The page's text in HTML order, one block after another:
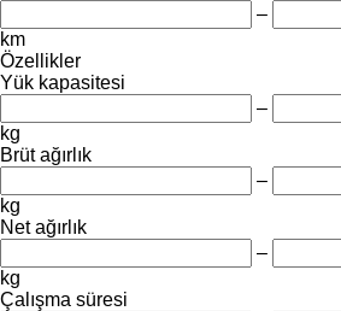
–
km
Özellikler
Yük kapasitesi
–
kg
Brüt ağırlık
–
kg
Net ağırlık
–
kg
Çalışma süresi